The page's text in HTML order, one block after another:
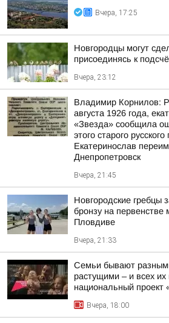
Вчера, 17:25
Новгородцы могут
присоединясь к
Вчера, 23:12
Владимир Корнилов:
августа 1926 года,
«Звезда» сообщила
этого старого
Екатеринослав
Днепропетровск
Вчера, 21:45
Новгородские гребцы
бронзу на первенстве
Пловдиве
Вчера, 21:33
Семьи бывают
растущими – и всех
национальный проект
Вчера, 18:00